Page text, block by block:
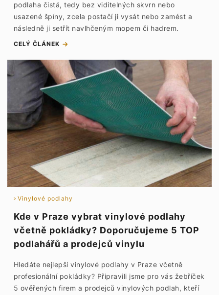
podlaha čistá, tedy bez viditelných skvrn nebo
usazené špíny, zcela postačí ji vysát nebo zamést a
následně ji setřít navlhčeným mopem či hadrem.
CELÝ ČLÁNEK
Vinylové podlahy
Kde v Praze vybrat vinylové podlahy
včetně pokládky? Doporučujeme 5 TOP
podlahářů a prodejců vinylu
Hledáte nejlepší vinylové podlahy v Praze včetně
profesionální pokládky? Připravili jsme pro vás žebříček
5 ověřených firem a prodejců vinylových podlah, kteří